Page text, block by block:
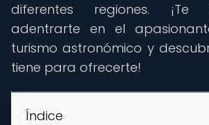
diferentes regiones. ¡Te
adentrarte en el
turismo astronómico y
tiene para ofrecerte!
Índice